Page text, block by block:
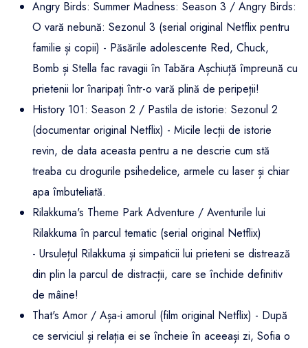
Angry Birds: Summer Madness: Season 3 / Angry Birds:
O vară nebună: Sezonul 3 (serial original Netflix pentru
familie și copii) - Păsările adolescente Red, Chuck,
Bomb și Stella fac ravagii în Tabăra Așchiuță împreună cu
prietenii lor înaripați într-o vară plină de peripeții!
History 101: Season 2 / Pastila de istorie: Sezonul 2
(documentar original Netflix) - Micile lecții de istorie
revin, de data aceasta pentru a ne descrie cum stă
treaba cu drogurile psihedelice, armele cu laser și chiar
apa îmbuteliată.
Rilakkuma's Theme Park Adventure / Aventurile lui
Rilakkuma în parcul tematic (serial original Netflix)
- Ursulețul Rilakkuma și simpaticii lui prieteni se distrează
din plin la parcul de distracții, care se închide definitiv
de mâine!
That's Amor / Așa-i amorul (film original Netflix) - După
ce serviciul și relația ei se încheie în aceeași zi, Sofia o